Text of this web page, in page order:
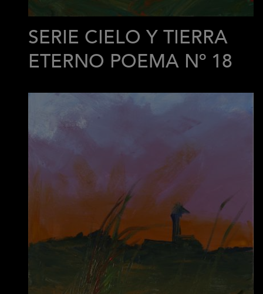
SERIE CIELO Y TIERRA
ETERNO POEMA Nº 18